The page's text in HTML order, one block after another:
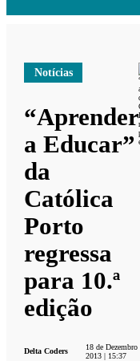
Notícias
“Aprender
a Educar”
da
Católica
Porto
regressa
para 10.ª
edição
Delta Coders
18 de Dezembro
2013 | 15:37